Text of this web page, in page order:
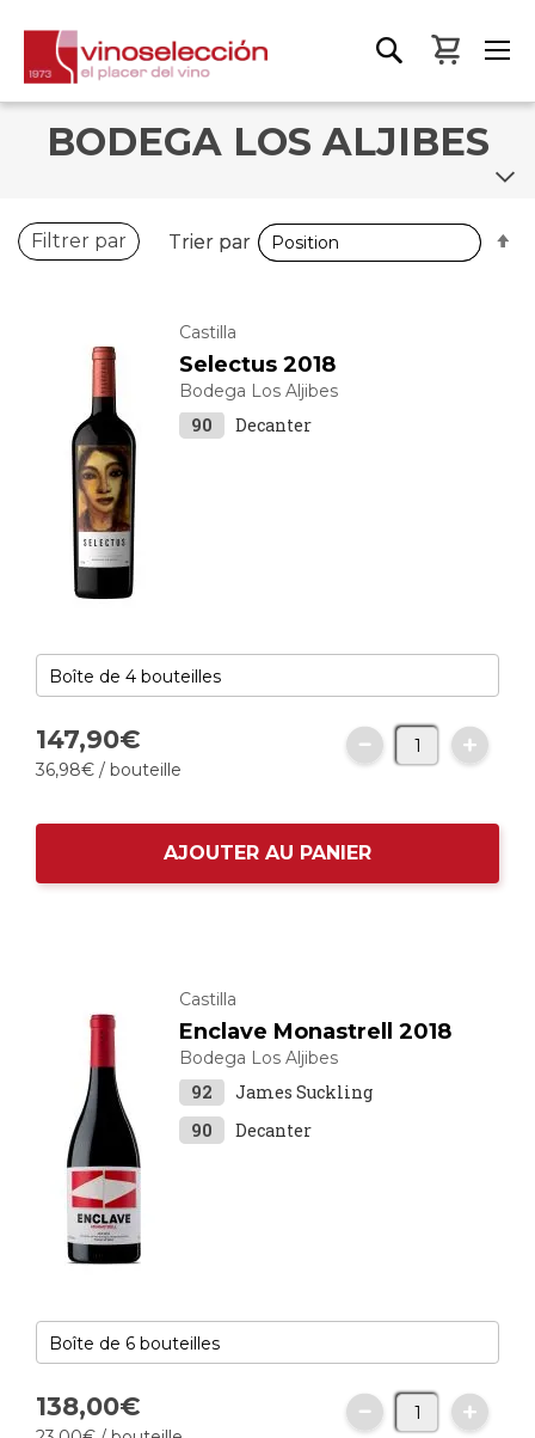
Mon
BODEGA LOS ALJIBES
Castilla
Selectus 2018
Bodega Los Aljibes
90 Decanter
147,90€
36,98€ / bouteille
AJOUTER AU PANIER
Castilla
Enclave Monastrell 2018
Bodega Los Aljibes
92
James Suckling
90
Decanter
138,00€
Filtrer par Trier par
Trier par